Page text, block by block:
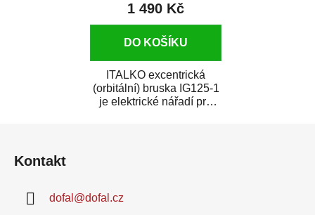
1 490 Kč
DO KOŠÍKU
ITALKO excentrická
(orbitální) bruska IG125-1
je elektrické nářadí pro
Kontakt
dofal @dofal.cz